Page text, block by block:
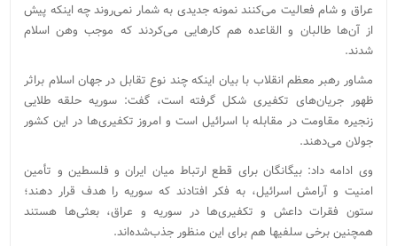
عراق و شام فعالیت می‌کنند نمونه جدیدی به شمار نمی‌روند چه اینکه پیش
از آن‌ها طالبان و القاعده هم کارهایی می‌کردند که موجب وهن اسلام
شدند.
مشاور رهبر معظم انقلاب با بیان اینکه چند نوع تقابل در جهان اسلام براثر
ظهور جریان‌های تکفیری شکل گرفته است، گفت: سوریه حلقه طلایی
زنجیره مقاومت در مقابله با اسرائیل است و امروز تکفیری‌ها در این کشور
جولان می‌دهند.
وی ادامه داد: بیگانگان برای قطع ارتباط میان ایران و فلسطین و تأمین
امنیت و آرامش اسرائیل، به فکر افتادند که سوریه را هدف قرار دهند؛
ستون فقرات داعش و تکفیری‌ها در سوریه و عراق، بعثی‌ها هستند
همچنین برخی سلفی‎ها هم برای این منظور جذب‌شده‌اند.